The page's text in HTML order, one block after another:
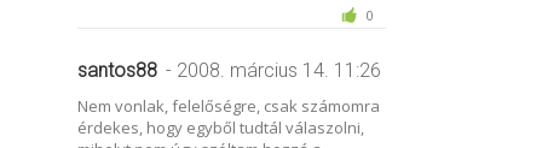
0
santos88 - 2008. március 14. 11:26
Nem vonlak, felelőségre, csak számomra
érdekes, hogy egyből tudtál válaszolni,